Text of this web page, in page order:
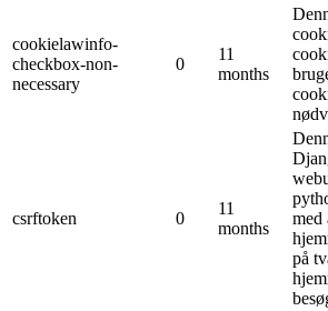
cookielawinfo-
checkbox-non-
necessary
0
11
months
csrftoken 0
11
months
med
på